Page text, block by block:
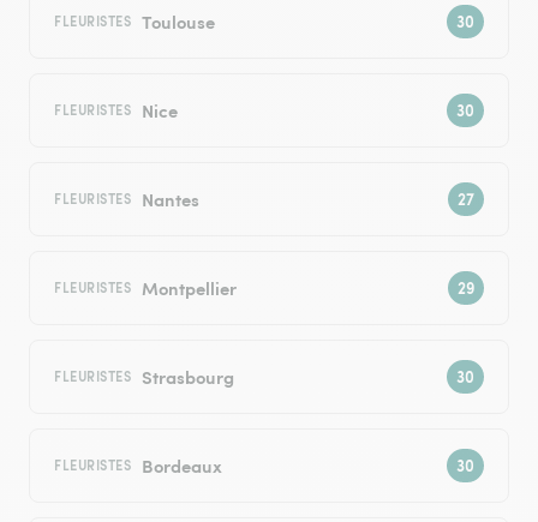
FLEURISTES Toulouse
FLEURISTES Nice
FLEURISTES Nantes
FLEURISTES Montpellier
FLEURISTES Strasbourg
FLEURISTES Bordeaux